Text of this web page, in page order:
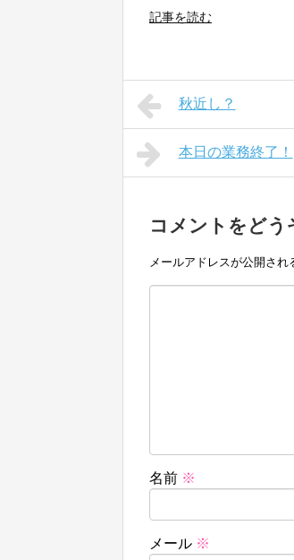
記事を読む
秋近し？
本日の業務終了！
コメントをどう
メールアドレスが公開され
名前 ※
メール ※